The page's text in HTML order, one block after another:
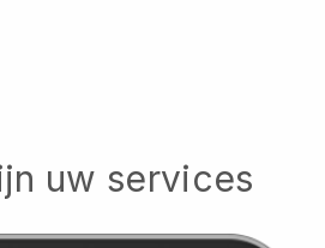
uw services